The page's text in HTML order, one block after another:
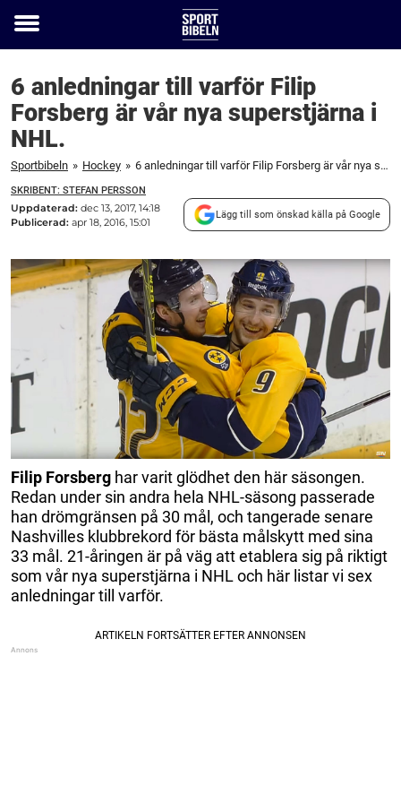
Toggle
6 anledningar till varför Filip
Forsberg är vår nya superstjärna i
NHL.
Sportbibeln » Hockey » 6 anledningar till varför Filip Forsberg är vår nya superstjärna i NHL.
SKRIBENT: STEFAN PERSSON
Uppdaterad: dec 13, 2017, 14:18
Publicerad: apr 18, 2016, 15:01
Lägg till som önskad källa på Google
Filip Forsberg har varit glödhet den här säsongen.
Redan under sin andra hela NHL-säsong passerade
han drömgränsen på 30 mål, och tangerade senare
Nashvilles klubbrekord för bästa målskytt med sina
33 mål. 21-åringen är på väg att etablera sig på riktigt
som vår nya superstjärna i NHL och här listar vi sex
anledningar till varför.